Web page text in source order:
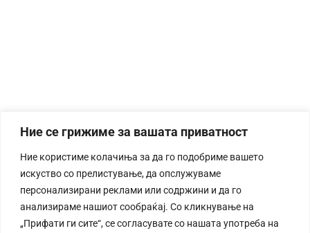
Ние се грижиме за вашата приватност
Ние користиме колачиња за да го подобриме вашето
искуство со прелистување, да опслужуваме
персонализирани реклами или содржини и да го
анализираме нашиот сообраќај. Со кликнување на
„Прифати ги сите“, се согласувате со нашата употреба на